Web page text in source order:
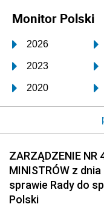
Monitor Polski
2026
2023
2020
2017
2014
2011
2008
2005
ZARZĄDZENIE NR
MINISTRÓW z
sprawie Rady do
Polski